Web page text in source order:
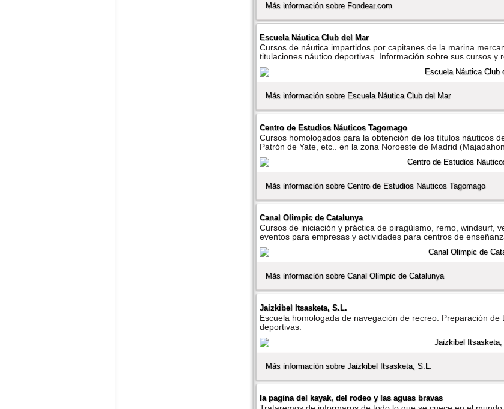
Más información sobre Fondear.com
Escuela Náutica Club del Mar
Cursos de náutica impartidos por capitanes de la marina
titulaciones náutico deportivas. Información sobre sus cursos y
Más información sobre Escuela Náutica Club del Mar
Centro de Estudios Náuticos Tagomago
Cursos homologados para la obtención de los tí­tulos náuticos
Patrón de Yate, etc.. en la zona Noroeste de Madrid
Más información sobre Centro de Estudios Náuticos Tagomago
Canal Olimpic de Catalunya
Cursos de iniciación y práctica de piragüismo, remo, windsurf,
eventos para empresas y actividades para centros de
Más información sobre Canal Olimpic de Catalunya
Jaizkibel Itsasketa, S.L.
Escuela homologada de navegación de recreo. Preparación
deportivas.
Más información sobre Jaizkibel Itsasketa, S.L.
la pagina del kayak, del rodeo y las aguas bravas